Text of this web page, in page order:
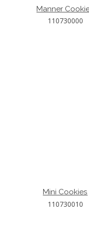
Manner
110730000
Mini Cookies
110730010